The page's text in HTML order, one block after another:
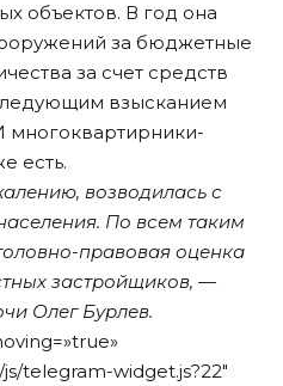
объектов. В год она
за бюджетные
за счет средств
взысканием
многоквартирники-
есть.
возводилась с
По всем таким
правовая оценка
застройщиков, —
Олег Бурлев.
telegram-widget.js?22″